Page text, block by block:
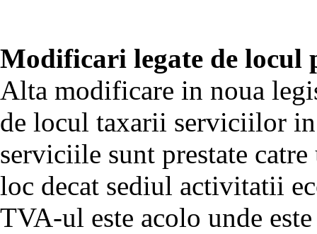
Modificari legate de locul
Alta modificare in noua
de locul taxarii serviciilor
serviciile sunt prestate
loc decat sediul activitatii
TVA-ul este acolo unde